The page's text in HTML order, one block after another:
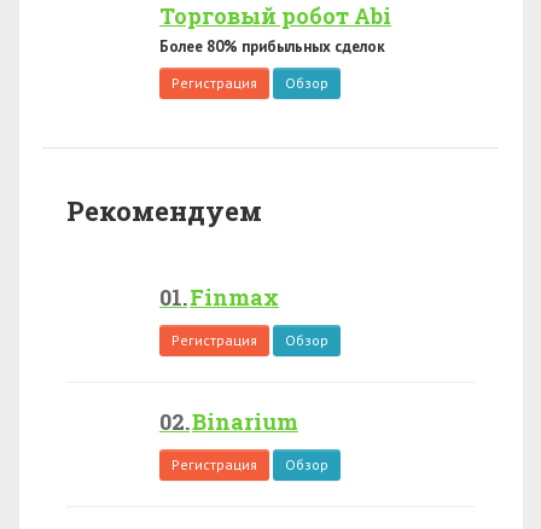
Торговый робот Abi
Более 80% прибыльных сделок
Регистрация Обзор
Рекомендуем
Finmax
Регистрация Обзор
Binarium
Регистрация Обзор